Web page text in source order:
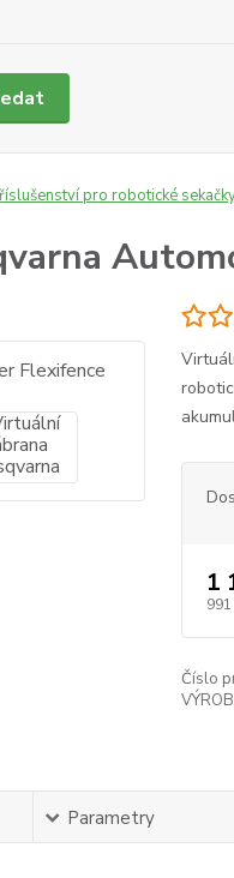
pro robotické
1
991
Číslo
Parametry